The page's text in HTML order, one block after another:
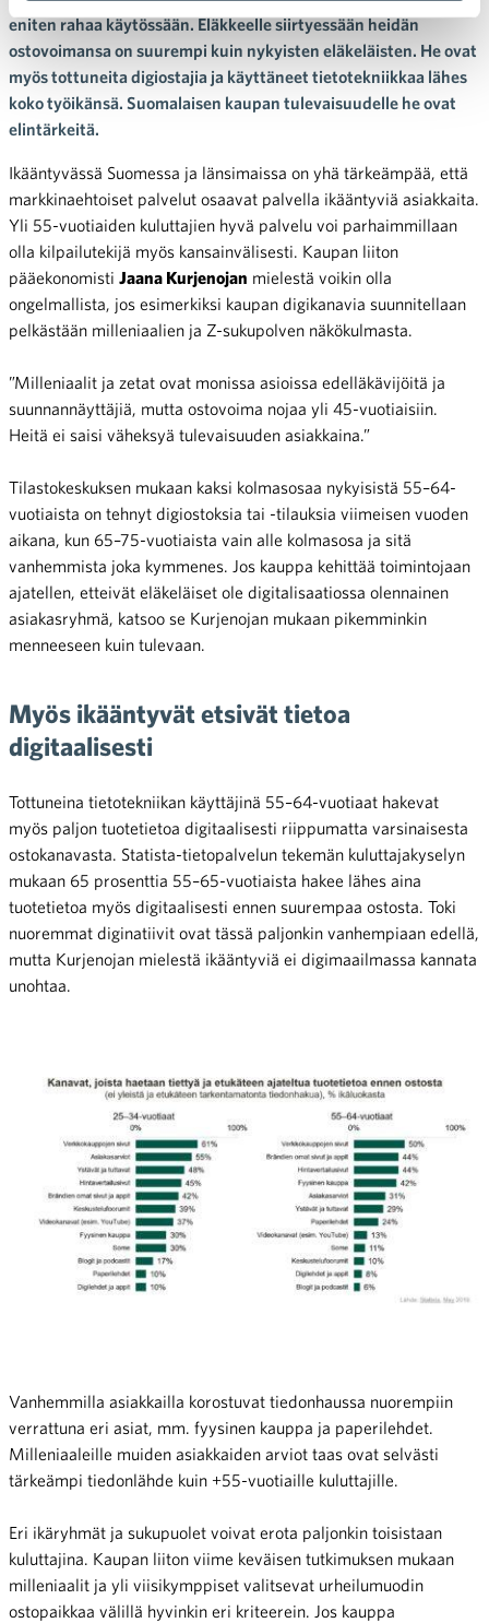
eniten rahaa käytössään. Eläkkeelle siirtyessään heidän
ostovoimansa on suurempi kuin nykyisten eläkeläisten. He ovat
myös tottuneita digiostajia ja käyttäneet tietotekniikkaa lähes
koko työikänsä. Suomalaisen kaupan tulevaisuudelle he ovat
elintärkeitä.
Ikääntyvässä Suomessa ja länsimaissa on yhä tärkeämpää, että
markkinaehtoiset palvelut osaavat palvella ikääntyviä asiakkaita.
Yli 55-vuotiaiden kuluttajien hyvä palvelu voi parhaimmillaan
olla kilpailutekijä myös kansainvälisesti. Kaupan liiton
pääekonomisti Jaana Kurjenojan mielestä voikin olla
ongelmallista, jos esimerkiksi kaupan digikanavia suunnitellaan
pelkästään milleniaalien ja Z-sukupolven näkökulmasta.
”Milleniaalit ja zetat ovat monissa asioissa edelläkävijöitä ja
suunnannäyttäjiä, mutta ostovoima nojaa yli 45-vuotiaisiin.
Heitä ei saisi väheksyä tulevaisuuden asiakkaina.”
Tilastokeskuksen mukaan kaksi kolmasosaa nykyisistä 55–64-
vuotiaista on tehnyt digiostoksia tai -tilauksia viimeisen vuoden
aikana, kun 65–75-vuotiaista vain alle kolmasosa ja sitä
vanhemmista joka kymmenes. Jos kauppa kehittää toimintojaan
ajatellen, etteivät eläkeläiset ole digitalisaatiossa olennainen
asiakasryhmä, katsoo se Kurjenojan mukaan pikemminkin
menneeseen kuin tulevaan.
Myös ikääntyvät etsivät tietoa
digitaalisesti
Tottuneina tietotekniikan käyttäjinä 55–64-vuotiaat hakevat
myös paljon tuotetietoa digitaalisesti riippumatta varsinaisesta
ostokanavasta. Statista-tietopalvelun tekemän kuluttajakyselyn
mukaan 65 prosenttia 55–65-vuotiaista hakee lähes aina
tuotetietoa myös digitaalisesti ennen suurempaa ostosta. Toki
nuoremmat diginatiivit ovat tässä paljonkin vanhempiaan edellä,
mutta Kurjenojan mielestä ikääntyviä ei digimaailmassa kannata
unohtaa.
Vanhemmilla asiakkailla korostuvat tiedonhaussa nuorempiin
verrattuna eri asiat, mm. fyysinen kauppa ja paperilehdet.
Milleniaaleille muiden asiakkaiden arviot taas ovat selvästi
tärkeämpi tiedonlähde kuin +55-vuotiaille kuluttajille.
Eri ikäryhmät ja sukupuolet voivat erota paljonkin toisistaan
kuluttajina. Kaupan liiton viime keväisen tutkimuksen mukaan
milleniaalit ja yli viisikymppiset valitsevat urheilumuodin
ostopaikkaa välillä hyvinkin eri kriteerein. Jos kauppa